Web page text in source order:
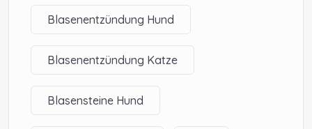
Flexibler Online-Zugang mit Präsentationen,
Lernmaterialien und begleitenden PDFs
Dieses Kurs-Bundle eignet sich optimal für alle Tierhalter,
die die Nieren- und Harnwegsgesundheit ihrer Tiere
umfassend verstehen und aktiv fördern möchten.
Blasenentzündung Hund
Blasenentzündung Katze
Blasensteine Hund